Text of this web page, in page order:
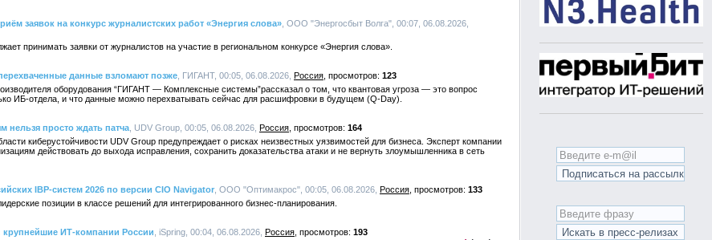
заявок на конкурс журналистских работ «Энергия слова» , ООО "Энергосбыт Волга", 00:07, 06.08.2026,
принимать заявки от журналистов на участие в региональном конкурсе «Энергия слова».
данные взломают позже , ГИГАНТ, 00:05, 06.08.2026, Россия
123
оборудования “ГИГАНТ — Комплексные системы”рассказал о том, что квантовая угроза — это вопрос
ИБ-отдела, и что данные можно перехватывать сейчас для расшифровки в будущем (Q-Day).
нельзя просто ждать патча , UDV Group, 00:05, 06.08.2026, Россия
164
киберустойчивости UDV Group предупреждает о рисках неизвестных уязвимостей для бизнеса. Эксперт компании
действовать до выхода исправления, сохранить доказательства атаки и не вернуть злоумышленника в сеть
IBP-систем 2026 по версии CIO Navigator , ООО "Оптимакрос", 00:05, 06.08.2026, Россия
133
позиции в классе решений для интегрированного бизнес-планирования.
крупнейшие ИТ-компании России , iSpring, 00:04, 06.08.2026, Россия
193